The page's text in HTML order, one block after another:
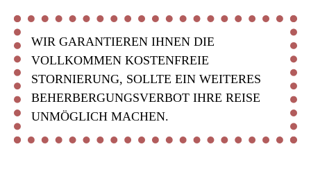
WIR GARANTIEREN IHNEN DIE
VOLLKOMMEN KOSTENFREIE
STORNIERUNG, SOLLTE EIN WEITERES
BEHERBERGUNGSVERBOT IHRE REISE
UNMÖGLICH MACHEN.